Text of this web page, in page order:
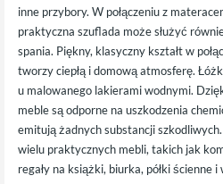
inne przybory. W połączeniu z
praktyczna szuflada może służyć
spania. Piękny, klasyczny kształt w
tworzy ciepłą i domową atmosferę.
u malowanego lakierami wodnymi.
meble są odporne na uszkodzenia
emitują żadnych substancji
wielu praktycznych mebli, takich jak
regały na książki, biurka, półki ścienne i